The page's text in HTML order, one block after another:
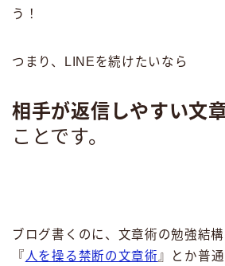
う！
つまり、LINEを続けたいなら
相手が返信しやすい文
ことです。
ブログ書くのに、文章術の勉強結構
『 人を操る禁断の文章術 』とか普